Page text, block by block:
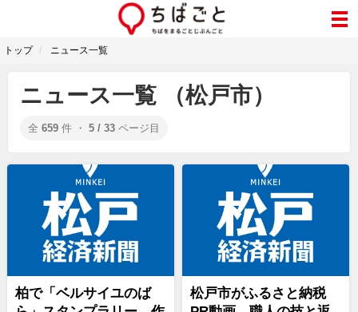
トップ ニュース一覧
ニュース一覧 （松戸市）
全 659 件 ・ 5 / 33 ページ目
柏で「ベルサイユのば
松戸市がふるさと納税